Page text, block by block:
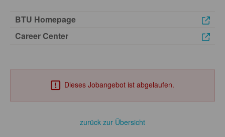
BTU Homepage
Career Center
Dieses Jobangebot ist abgelaufen.
zurück zur Übersicht